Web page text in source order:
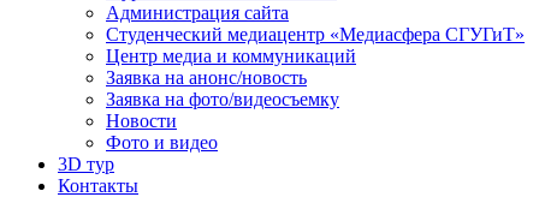
Администрация сайта
Студенческий медиацентр «Медиасфера СГУГиТ»
Центр медиа и коммуникаций
Заявка на анонс/новость
Заявка на фото/видеосъемку
Новости
Фото и видео
3D тур
Контакты